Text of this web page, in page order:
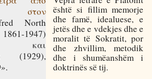
στον
North
1947)
και
(1929),
është si fillim memorje
dhe famë, idealuese, e
jetës dhe e vdekjes dhe e
moralit të Sokratit, por
dhe zhvillim, metodik
dhe i shumëanshëm i
doktrinës së tij.